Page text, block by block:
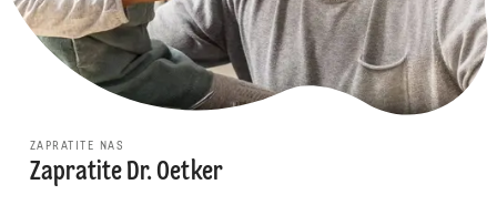
ZAPRATITE NAS
Zapratite Dr. Oetker